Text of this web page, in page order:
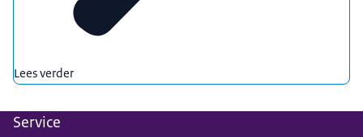
Lees verder
Service